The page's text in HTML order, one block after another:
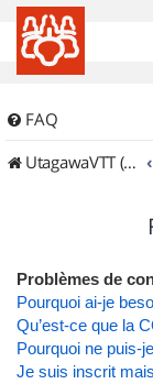
FAQ
UtagawaVTT (Randos VTT et VTTAE avec traces GPS)
Problèmes de
Pourquoi ai-je
Qu’est-ce que la
Pourquoi ne puis-
Je suis inscrit